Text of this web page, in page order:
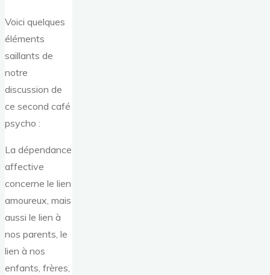
Voici quelques
éléments
saillants de
notre
discussion de
ce second café
psycho :
La dépendance
affective
concerne le lien
amoureux, mais
aussi le lien à
nos parents, le
lien à nos
enfants, frères,